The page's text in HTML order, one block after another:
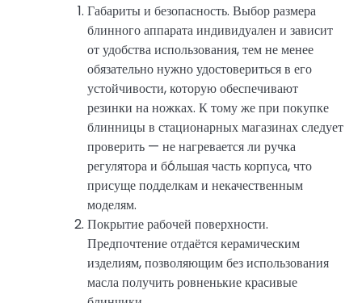
Габариты и безопасность. Выбор размера
блинного аппарата индивидуален и зависит
от удобства использования, тем не менее
обязательно нужно удостовериться в его
устойчивости, которую обеспечивают
резинки на ножках. К тому же при покупке
блинницы в стационарных магазинах следует
проверить — не нагревается ли ручка
регулятора и бóльшая часть корпуса, что
присуще подделкам и некачественным
моделям.
Покрытие рабочей поверхности.
Предпочтение отдаётся керамическим
изделиям, позволяющим без использования
масла получить ровненькие красивые